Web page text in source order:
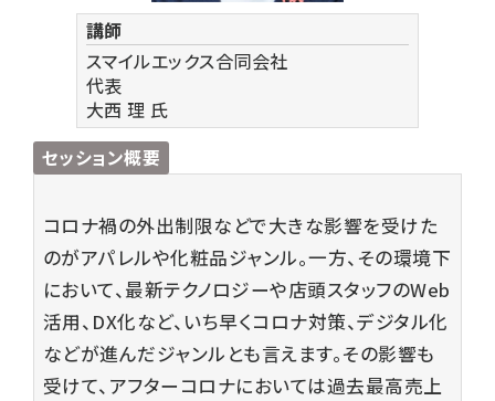
講師
スマイルエックス合同会社
代表
大西 理 氏
セッション概要
コロナ禍の外出制限などで大きな影響を受けた
のがアパレルや化粧品ジャンル。一方、その環境下
において、最新テクノロジーや店頭スタッフのWeb
活用、DX化など、いち早くコロナ対策、デジタル化
などが進んだジャンルとも言えます。その影響も
受けて、アフターコロナにおいては過去最高売上